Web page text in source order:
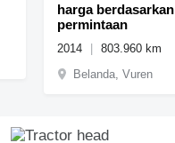
harga berdasarkan
permintaan
2014
803.960 km
Belanda, Vuren